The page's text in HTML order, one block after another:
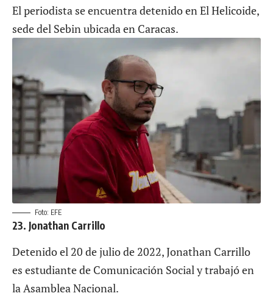
El periodista se encuentra detenido en El Helicoide,
sede del Sebin ubicada en Caracas.
Foto: EFE
23. Jonathan Carrillo
Detenido el 20 de julio de 2022, Jonathan Carrillo
es estudiante de Comunicación Social y trabajó en
la Asamblea Nacional.